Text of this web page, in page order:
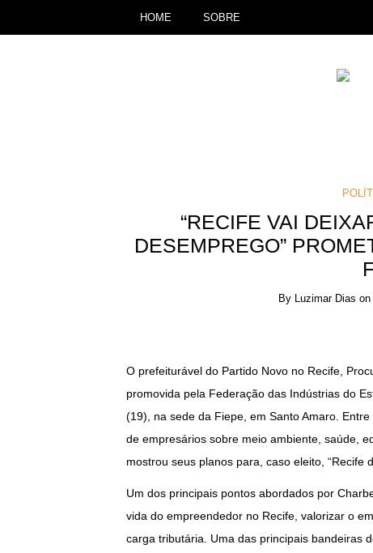
HOME SOBRE
“RECIFE VAI
DESEMPREGO”
By Luzimar Dias on
O prefeiturável do Partido Novo no Recife,
promovida pela Federação das Indústrias do
(19), na sede da Fiepe, em Santo Amaro.
de empresários sobre meio ambiente, saúde,
mostrou seus planos para, caso eleito, “Recife
Um dos principais pontos abordados por
vida do empreendedor no Recife, valorizar o
carga tributária. Uma das principais bandeiras